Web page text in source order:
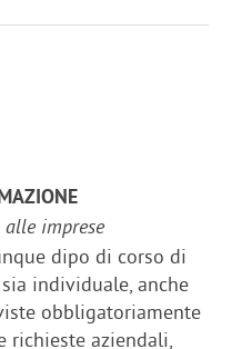
imprese
dipo di corso di
individuale, anche
obbligatoriamente
richieste aziendali,